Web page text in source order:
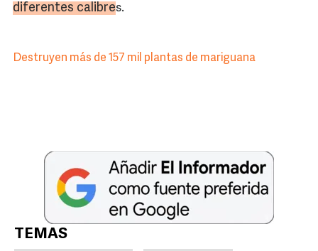
diferentes calibres.
Destruyen más de 157 mil plantas de mariguana
TEMAS